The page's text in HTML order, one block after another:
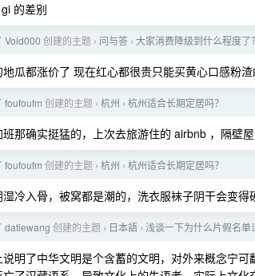
的差别
Void000 创建的主题 › 问与答 › 大家消费降级到什么程度了？
地瓜都涨价了 现在红心都很贵只能买黄心口感粉
foufoufm 创建的主题 › 杭州 › 杭州适合长期定居吗？
那确实挺猛的，上次去旅游住的 airbnb ，隔壁
foufoufm 创建的主题 › 杭州 › 杭州适合长期定居吗？
冷入骨，被窝都是潮的，洗衣服袜子阴干会变
datiewang 创建的主题 › 日本語 › 浅谈一下为什么片假名单
明了中华文明是个含蓄的文明，对外来概念宁